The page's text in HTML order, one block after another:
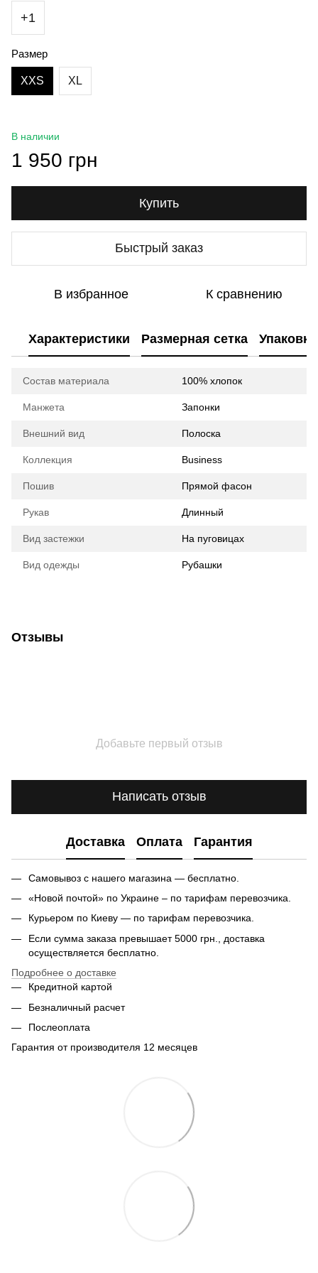
+1
Размер
XXS XL
В наличии
1 950 грн
Купить
Быстрый заказ
В избранное К сравнению
Характеристики Размерная сетка Упаковка
Состав материала 100% хлопок
Манжета Запонки
Внешний вид Полоска
Коллекция Business
Пошив Прямой фасон
Рукав Длинный
Вид застежки На пуговицах
Вид одежды Рубашки
Отзывы
Добавьте первый отзыв
Написать отзыв
Доставка Оплата Гарантия
Самовывоз с нашего магазина — бесплатно.
«Новой почтой» по Украине – по тарифам перевозчика.
Курьером по Киеву — по тарифам перевозчика.
Если сумма заказа превышает 5000 грн., доставка
осуществляется бесплатно.
Подробнее о доставке
Кредитной картой
Безналичный расчет
Послеоплата
Гарантия от производителя 12 месяцев